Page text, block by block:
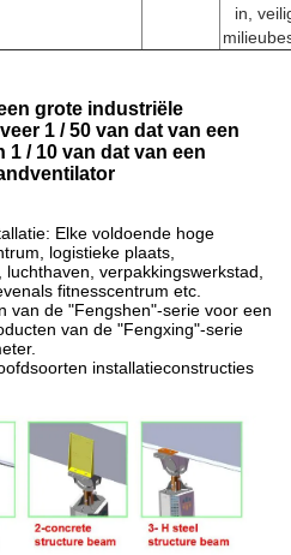
in,
grote industriële
1 / 50 van dat van een
/ 10 van dat van een
Elke voldoende hoge
logistieke plaats,
verpakkingswerkstad,
fitnesscentrum etc.
van de "Fengshen"-serie voor een
van de "Fengxing"-serie
installatieconstructies